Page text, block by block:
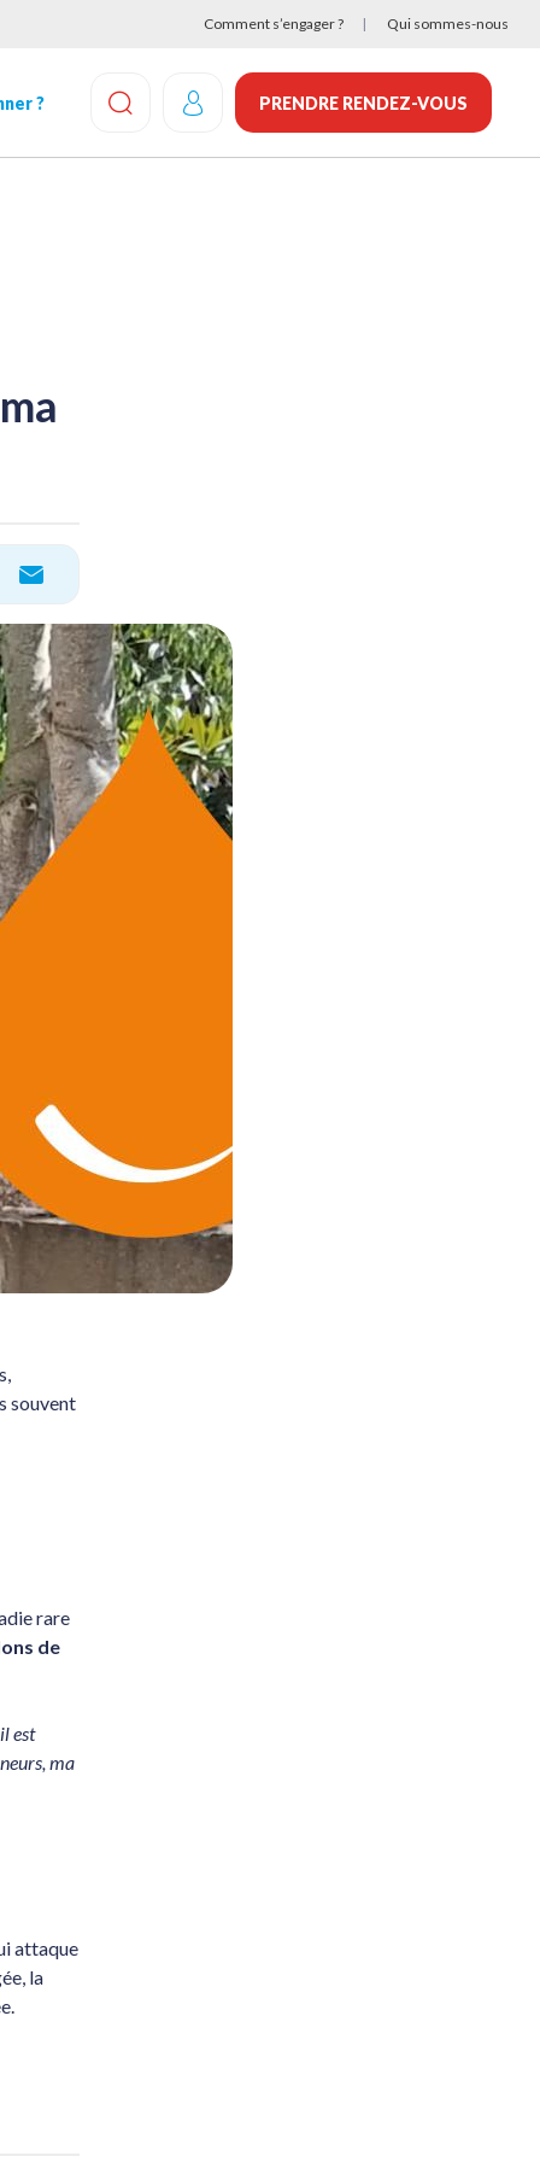
Comment s’engager ? Qui sommes-nous
?
EFFECTUEZ UNE RECHERCHE
PRENDRE RENDEZ-VOUS
souvent
rare
de
est
ma
attaque
la